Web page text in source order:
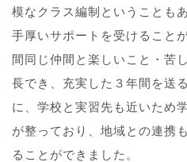
模なクラス編制ということも
手厚いサポートを受けること
間同じ仲間と楽しいこと・苦
長でき、充実した３年間を送
に、学校と実習先も近いため
が整っており、地域との連携
ることができました。